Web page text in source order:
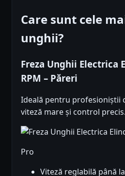
Care sunt cele
unghii?
Freza Unghii Electrica
RPM – Păreri
Ideală pentru profesioniștii
viteză mare și control precis.
Pro
Viteză reglabilă până